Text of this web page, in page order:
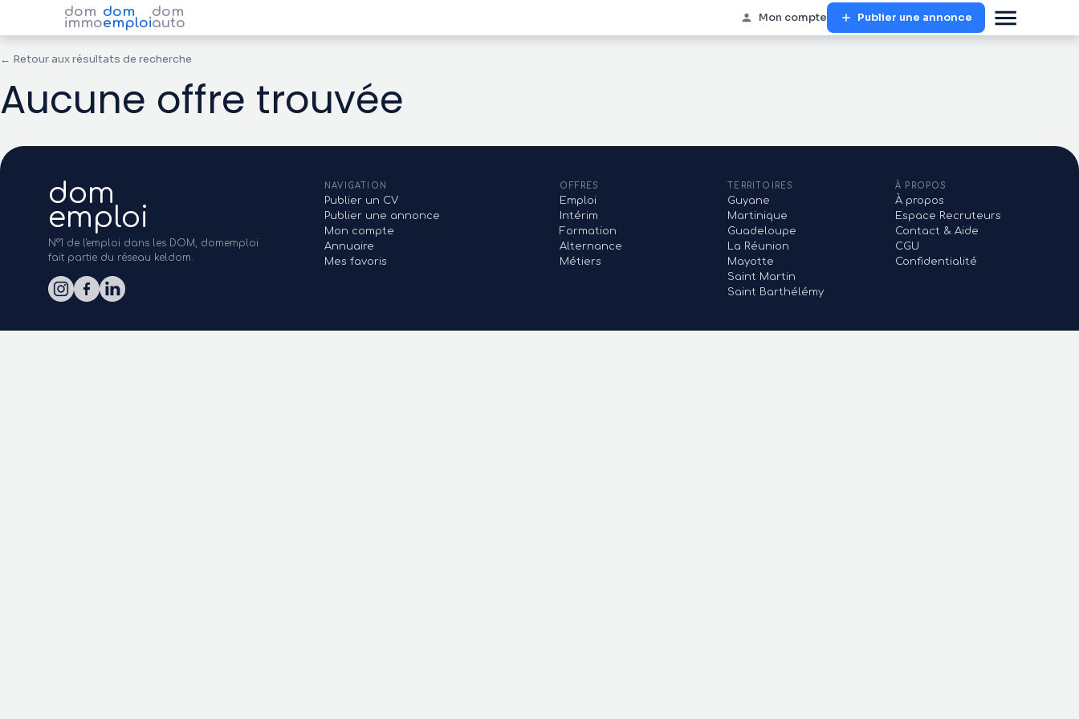
dom
immo
dom
emploi
dom
auto Mon compte Publier une annonce
← Retour aux résultats de recherche
Aucune offre trouvée
dom
emploi
N°1 de l'emploi dans les DOM, domemploi
fait partie du réseau keldom.
NAVIGATION
Publier un CV
Publier une annonce
Mon compte
Annuaire
Mes favoris
OFFRES
Emploi
Intérim
Formation
Alternance
Métiers
TERRITOIRES
Guyane
Martinique
Guadeloupe
La Réunion
Mayotte
Saint Martin
Saint Barthélémy
À PROPOS
À propos
Espace Recruteurs
Contact & Aide
CGU
Confidentialité